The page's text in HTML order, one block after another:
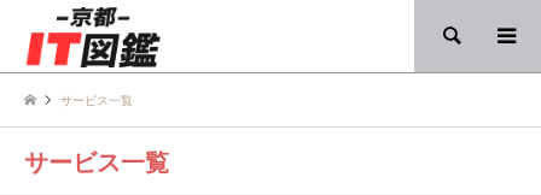
検索
サービス一覧
サービス一覧